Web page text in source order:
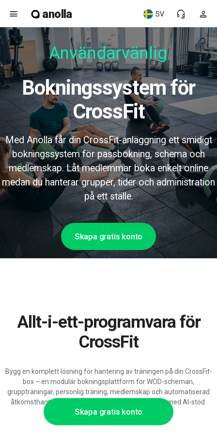
menu anolla person
headset_mic
SV
Användarvänlig
Bokningssystem för
CrossFit
Med Anolla får din CrossFit-anläggning ett smidigt
bokningssystem för passbokning, schema och
medlemskap. Låt medlemmar boka enkelt online
medan du hanterar grupper, tider och administration
på ett ställe.
Skapa gratis konto
Skapa gratis konto
Allt-i-ett-programvara för
CrossFit
Bygg en komplett lösning för hantering av träningen på din CrossFit-
box – en modulär bokningsplattform för WOD-scheman,
gruppträningar, personlig träning, medlemskap och automatiserad
åtkomsthantering, redo att växa med din klubb och med AI-stöd.